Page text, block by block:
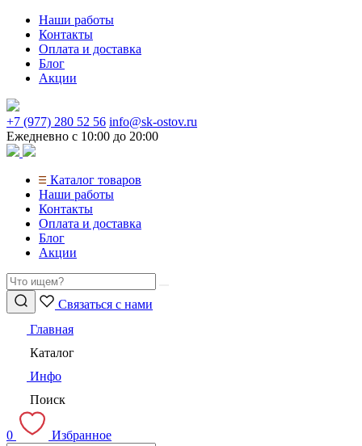
Перейти
содержимому
Наши работы
Контакты
Оплата и доставка
Блог
Акции
+7 (977) 280 52 56 info@sk-ostov.ru
Ежедневно с 10:00 до 20:00
Каталог товаров
Наши работы
Контакты
Оплата и доставка
Блог
Акции
Связаться с нами
Главная
Каталог
Инфо
Поиск
0 Избранное